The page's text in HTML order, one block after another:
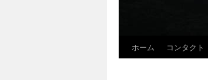
ホーム コンタクト